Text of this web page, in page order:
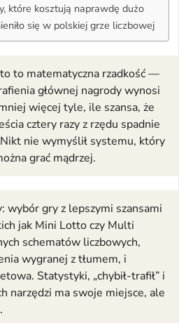
które kosztują naprawdę dużo
się w polskiej grze liczbowej
to matematyczna rzadkość —
głównej nagrody wynosi
więcej tyle, ile szansa, że
cztery razy z rzędu spadnie
nie wymyślił systemu, który
grać mądrzej.
wybór gry z lepszymi szansami
jak Mini Lotto czy Multi
schematów liczbowych,
wygranej z tłumem, i
Statystyki, „chybił-trafił” i
narzędzi ma swoje miejsce, ale